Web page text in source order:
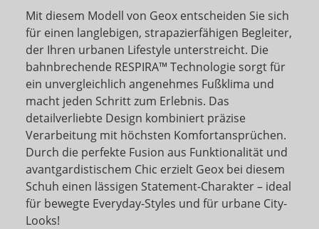
Mit diesem Modell von Geox entscheiden Sie sich
für einen langlebigen, strapazierfähigen Begleiter,
der Ihren urbanen Lifestyle unterstreicht. Die
bahnbrechende RESPIRA™ Technologie sorgt für
ein unvergleichlich angenehmes Fußklima und
macht jeden Schritt zum Erlebnis. Das
detailverliebte Design kombiniert präzise
Verarbeitung mit höchsten Komfortansprüchen.
Durch die perfekte Fusion aus Funktionalität und
avantgardistischem Chic erzielt Geox bei diesem
Schuh einen lässigen Statement-Charakter – ideal
für bewegte Everyday-Styles und für urbane City-
Looks!